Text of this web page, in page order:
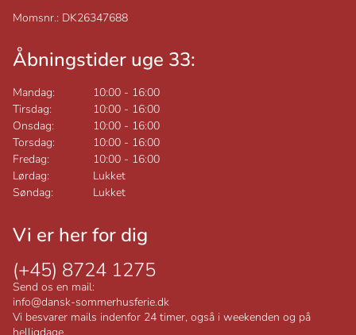
Momsnr.: DK26347688
Åbningstider uge 33:
Mandag: 10:00 - 16:00
Tirsdag:
10:00 - 16:00
Onsdag:
10:00 - 16:00
Torsdag:
10:00 - 16:00
Fredag:
10:00 - 16:00
Lørdag:
Lukket
Søndag:
Lukket
Vi er her for dig
(+45) 8724 1275
Send os en mail:
info@dansk-sommerhusferie.dk
Vi besvarer mails indenfor 24 timer, også i weekenden og på